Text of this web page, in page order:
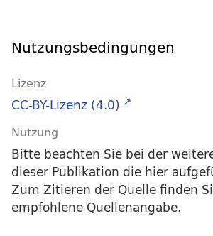
Nutzungsbedingungen
Lizenz
CC-BY-Lizenz (4.0)
Nutzung
Bitte beachten Sie bei der
dieser Publikation die hier
Zum Zitieren der Quelle finden
empfohlene Quellenangabe.